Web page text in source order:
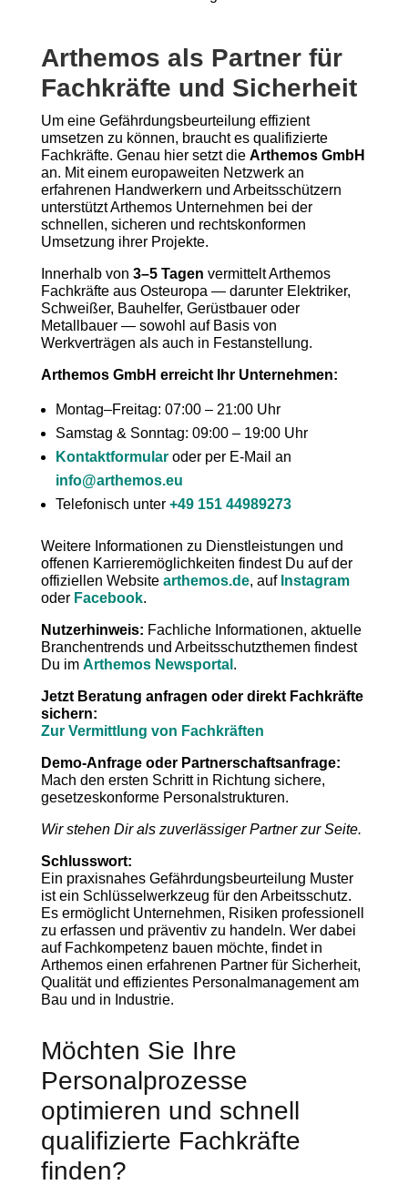
Arthemos als Partner für
Fachkräfte und Sicherheit
Um eine Gefährdungsbeurteilung effizient
umsetzen zu können, braucht es qualifizierte
Fachkräfte. Genau hier setzt die Arthemos GmbH
an. Mit einem europaweiten Netzwerk an
erfahrenen Handwerkern und Arbeitsschützern
unterstützt Arthemos Unternehmen bei der
schnellen, sicheren und rechtskonformen
Umsetzung ihrer Projekte.
Innerhalb von 3–5 Tagen vermittelt Arthemos
Fachkräfte aus Osteuropa — darunter Elektriker,
Schweißer, Bauhelfer, Gerüstbauer oder
Metallbauer — sowohl auf Basis von
Werkverträgen als auch in Festanstellung.
Arthemos GmbH erreicht Ihr Unternehmen:
Montag–Freitag: 07:00 – 21:00 Uhr
Samstag & Sonntag: 09:00 – 19:00 Uhr
Kontaktformularoder per E-Mail an
info@arthemos.eu
Telefonisch unter +49 151 44989273
Weitere Informationen zu Dienstleistungen und
offenen Karrieremöglichkeiten findest Du auf der
offiziellen Website arthemos.de, auf Instagram
oder Facebook.
Nutzerhinweis: Fachliche Informationen, aktuelle
Branchentrends und Arbeitsschutzthemen findest
Du im Arthemos Newsportal .
Jetzt Beratung anfragen oder direkt Fachkräfte
sichern:
Zur Vermittlung von Fachkräften
Demo-Anfrage oder Partnerschaftsanfrage:
Mach den ersten Schritt in Richtung sichere,
gesetzeskonforme Personalstrukturen.
Wir stehen Dir als zuverlässiger Partner zur Seite.
Schlusswort:
Ein praxisnahes Gefährdungsbeurteilung Muster
ist ein Schlüsselwerkzeug für den Arbeitsschutz.
Es ermöglicht Unternehmen, Risiken professionell
zu erfassen und präventiv zu handeln. Wer dabei
auf Fachkompetenz bauen möchte, findet in
Arthemos einen erfahrenen Partner für Sicherheit,
Qualität und effizientes Personalmanagement am
Bau und in Industrie.
Möchten Sie Ihre
Personalprozesse
optimieren und schnell
qualifizierte Fachkräfte
finden?